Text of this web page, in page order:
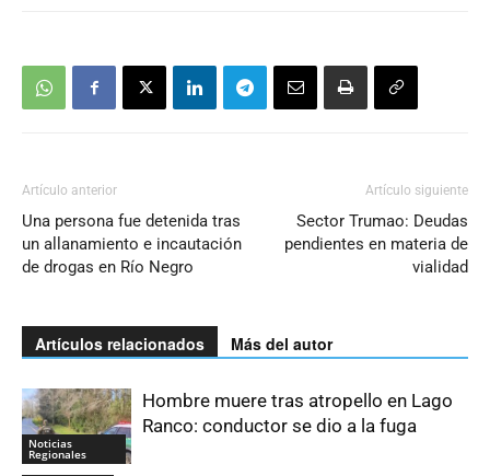
Artículo anterior
Una persona fue detenida tras
un allanamiento e incautación
de drogas en Río Negro
Artículo siguiente
Sector Trumao: Deudas
pendientes en materia de
vialidad
Artículos relacionados Más del autor
Noticias
Regionales
Hombre muere tras atropello en Lago
Ranco: conductor se dio a la fuga